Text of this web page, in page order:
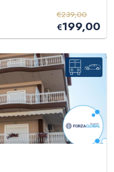
€239,00
€199,00